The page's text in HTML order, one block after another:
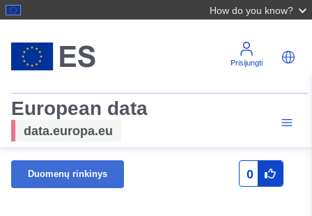
How do you know?
Prisijungti
European data
data.europa.eu
Duomenų rinkinys 0